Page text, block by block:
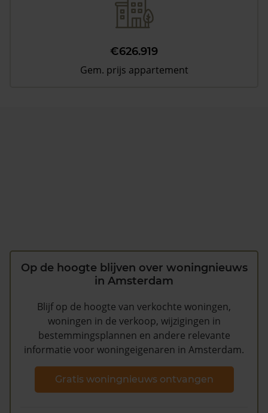
€626.919
Gem. prijs appartement
Op de hoogte blijven over woningnieuws
in Amsterdam
Blijf op de hoogte van verkochte woningen,
woningen in de verkoop, wijzigingen in
bestemmingsplannen en andere relevante
informatie voor woningeigenaren in Amsterdam.
Gratis woningnieuws ontvangen